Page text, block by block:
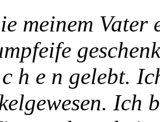
meinem Vater
h e n gelebt.
Ich